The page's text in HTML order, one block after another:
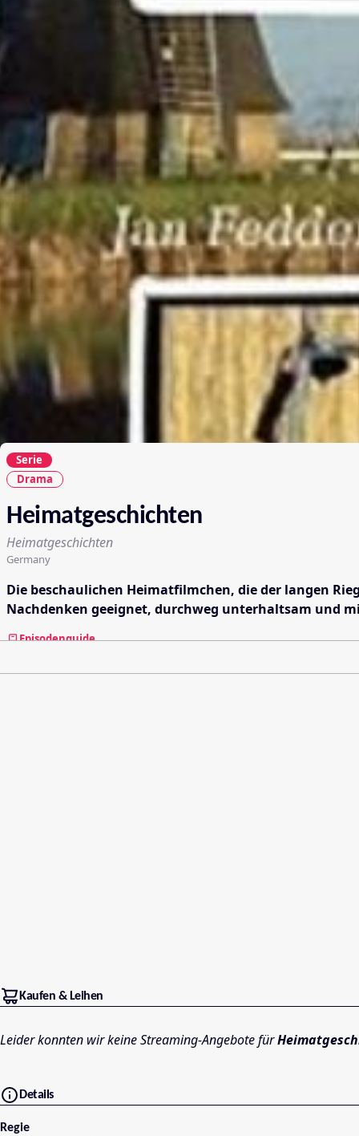
Serie
Drama
Heimatgeschichten
Heimatgeschichten
Germany
Die beschaulichen Heimatfilmchen, die der langen
Nachdenken geeignet, durchweg unterhaltsam und
Episodenguide
Kaufen & Leihen
Leider konnten wir keine Streaming-Angebote für
Details
Regie